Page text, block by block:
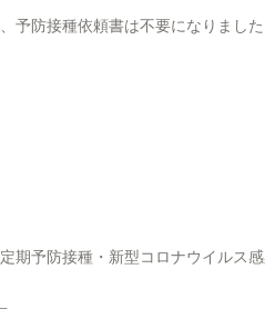
予防接種依頼書は不要になりました
期予防接種・新型コロナウイルス